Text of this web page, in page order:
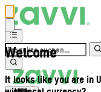
Welcome
It looks like you are in